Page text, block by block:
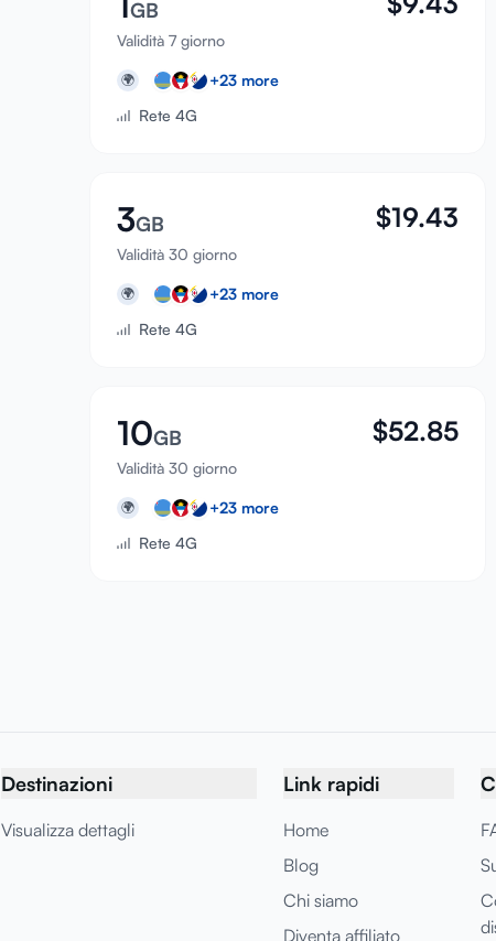
GB
Validità 7 giorno
🌍 +23 more
Rete 4G
3GB
Validità 30 giorno
$19.43
🌍 +23 more
Rete 4G
10GB
Validità 30 giorno
$52.85
🌍 +23 more
Rete 4G
Destinazioni
Visualizza dettagli
Link rapidi
Home
Blog
Chi siamo
Diventa affiliato